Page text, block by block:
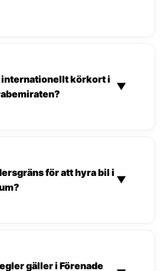
internationellt körkort i
▼
för att hyra bil i
▼
gäller i Förenade